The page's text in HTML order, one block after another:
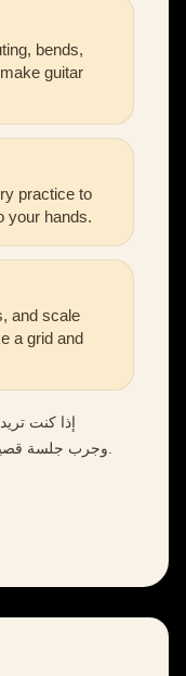
bends,
guitar
practice to
your hands.
and scale
a grid and
إذا كنت
عشوائية، حمّل Timbro Guitar وجرب جلسة قصيرة اليوم.